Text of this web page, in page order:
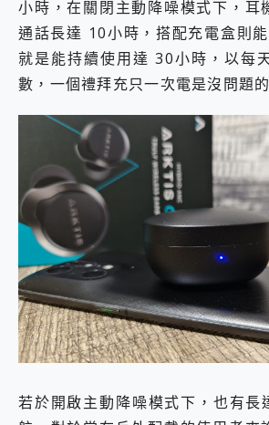
小時，在關閉主動降噪模式下，耳
通話長達 10小時，搭配充電盒則
就是能持續使用達 30小時，以每
數，一個禮拜充只一次電是沒問題的
若於開啟主動降噪模式下，也有長